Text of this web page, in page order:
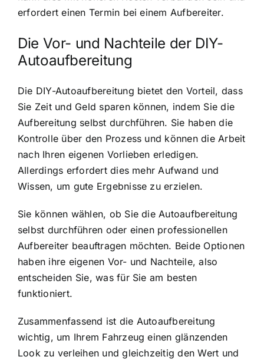
erfordert einen Termin bei einem Aufbereiter.
Die Vor- und Nachteile der DIY-
Autoaufbereitung
Die DIY-Autoaufbereitung bietet den Vorteil, dass
Sie Zeit und Geld sparen können, indem Sie die
Aufbereitung selbst durchführen. Sie haben die
Kontrolle über den Prozess und können die Arbeit
nach Ihren eigenen Vorlieben erledigen.
Allerdings erfordert dies mehr Aufwand und
Wissen, um gute Ergebnisse zu erzielen.
Sie können wählen, ob Sie die Autoaufbereitung
selbst durchführen oder einen professionellen
Aufbereiter beauftragen möchten. Beide Optionen
haben ihre eigenen Vor- und Nachteile, also
entscheiden Sie, was für Sie am besten
funktioniert.
Zusammenfassend ist die Autoaufbereitung
wichtig, um Ihrem Fahrzeug einen glänzenden
Look zu verleihen und gleichzeitig den Wert und